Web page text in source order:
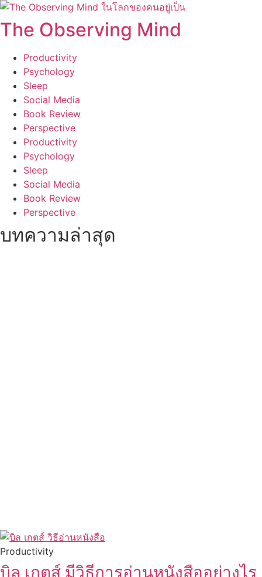
Skip
to
content
The Observing Mind
Productivity
Psychology
Sleep
Social Media
Book Review
Perspective
Productivity
Psychology
Sleep
Social Media
Book Review
Perspective
บทความล่าสุด
Productivity
บิล เกตส์ มีวิธีการอ่านหนังสืออย่างไร